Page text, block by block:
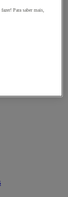
Para saber mais,